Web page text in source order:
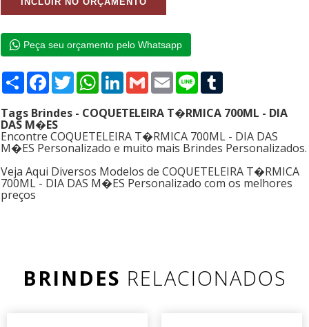
Peça seu orçamento pelo Whatsapp
Compartilhar
Facebook
TwitterWhatsApp
LinkedIn
GmailEmailLine
Tags Brindes - COQUETELEIRA T�RMICA 700ML - DIA
DAS M�ES
Encontre COQUETELEIRA T�RMICA 700ML - DIA DAS
M�ES Personalizado e muito mais Brindes Personalizados.
Veja Aqui Diversos Modelos de COQUETELEIRA T�RMICA
700ML - DIA DAS M�ES Personalizado com os melhores
preços
BRINDES RELACIONADOS